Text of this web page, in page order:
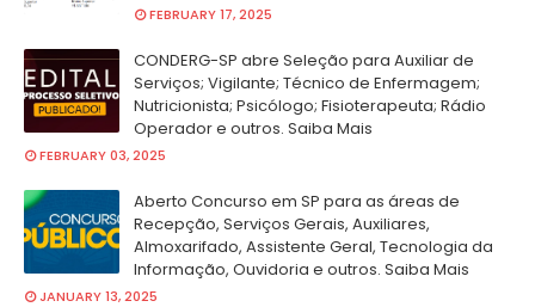
FEBRUARY 17, 2025
CONDERG-SP abre Seleção para Auxiliar de
Serviços; Vigilante; Técnico de Enfermagem;
Nutricionista; Psicólogo; Fisioterapeuta; Rádio
Operador e outros. Saiba Mais
FEBRUARY 03, 2025
Aberto Concurso em SP para as áreas de
Recepção, Serviços Gerais, Auxiliares,
Almoxarifado, Assistente Geral, Tecnologia da
Informação, Ouvidoria e outros. Saiba Mais
JANUARY 13, 2025